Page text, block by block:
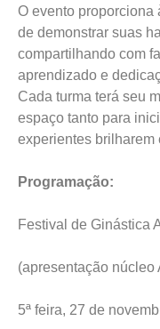
O evento proporciona
de demonstrar suas
compartilhando com
aprendizado e
Cada turma terá seu
espaço tanto para
experientes brilharem
Programação:
Festival de Ginástica
(apresentação núcleo
5ª feira, 27 de